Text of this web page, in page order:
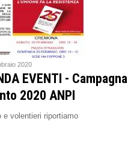
2020
EVENTI - Campagna
2020 ANPI
e volentieri riportiamo